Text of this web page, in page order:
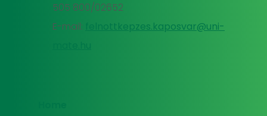
505 800/02652
E-mail:
felnottkepzes.kaposvar@uni-